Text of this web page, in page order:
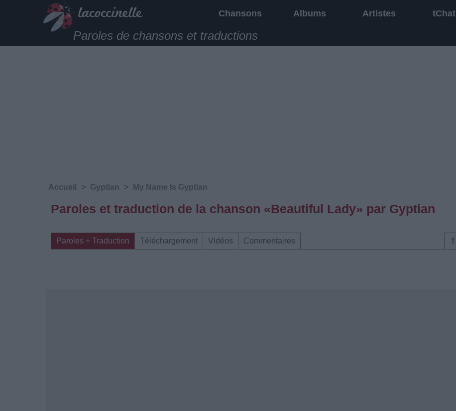
Chansons Albums Artistes tChat
Paroles de chansons et traductions
Accueil > Gyptian > My Name Is Gyptian
Paroles et traduction de la chanson «Beautiful Lady» par Gyptian
⇑
Paroles + Traduction Téléchargement Vidéos Commentaires